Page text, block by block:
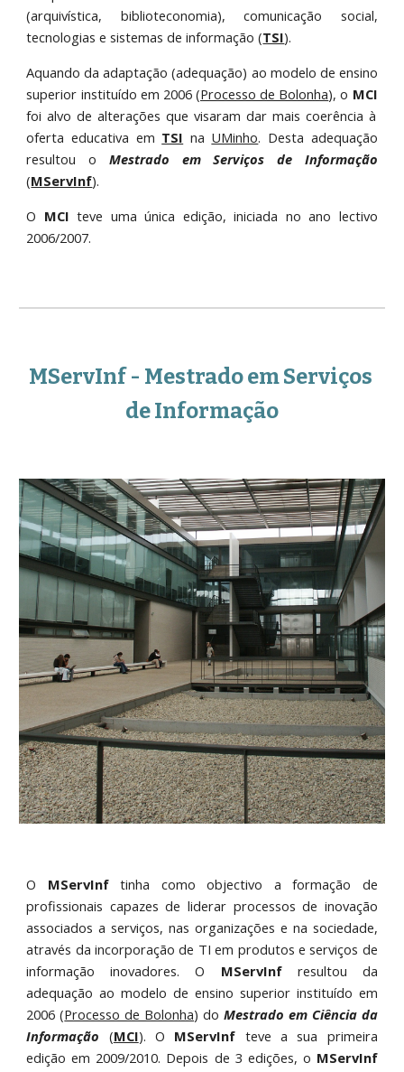
(arquivística, biblioteconomia), comunicação social,
tecnologias e sistemas de informação (TSI).
Aquando da adaptação (adequação) ao modelo de ensino
superior instituído em 2006 (Processo de Bolonha), o MCI
foi alvo de alterações que visaram dar mais coerência à
oferta educativa em TSI na UMinho. Desta adequação
resultou o Mestrado em Serviços de Informação
(MServInf).
O MCI teve uma única edição, iniciada no ano lectivo
2006/2007.
MServInf - Mestrado em Serviços
de Informação
O MServInftinha como objectivo a formação de
profissionais capazes de liderar processos de inovação
associados a serviços, nas organizações e na sociedade,
através da incorporação de TI em produtos e serviços de
informação inovadores. O MServInfresultou da
adequação ao modelo de ensino superior instituído em
2006 (Processo de Bolonha) do Mestrado em Ciência da
Informação (MCI). O MServInf teve a sua primeira
edição em 2009/2010. Depois de 3 edições, o MServInf